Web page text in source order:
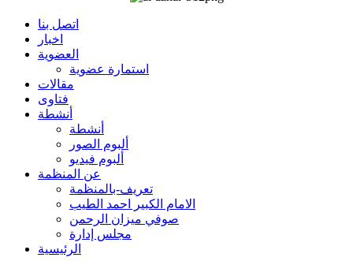
اتصل بنا
اخبار
العضوية
استمارة عضوية
مقالات
فتاوى
أنشطة
أنشطة
ألبوم الصور
ألبوم فيديو
عن المنظمة
تعريف-بالمنظمة
الامام الكبير احمد الطيب
صوفي ميزان الرحمن
مجلس إدارة
الرئيسية